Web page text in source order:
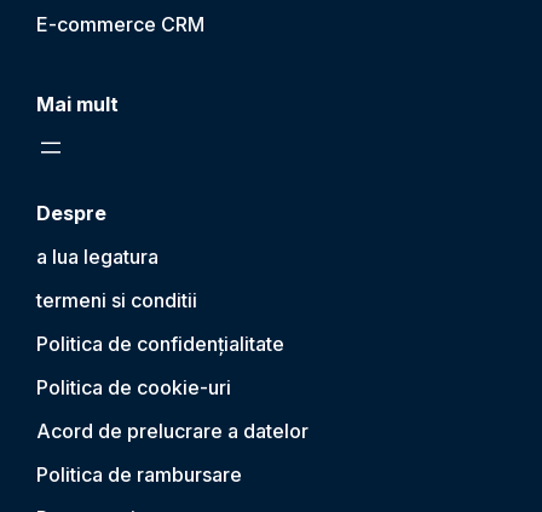
E-commerce CRM
Mai mult
Despre
a lua legatura
termeni si conditii
Politica de confidențialitate
Politica de cookie-uri
Acord de prelucrare a datelor
Politica de rambursare